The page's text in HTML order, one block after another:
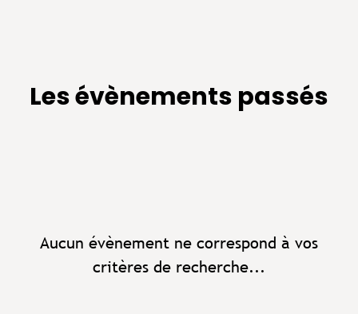
Les évènements passés
Aucun évènement ne correspond à vos
critères de recherche...